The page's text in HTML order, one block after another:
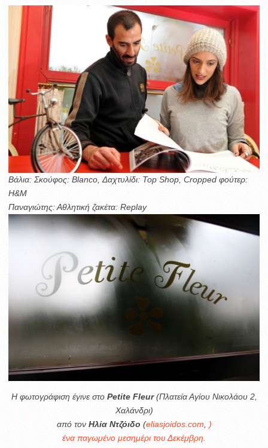
Βάλια: Σκούφος: Blanco, Δαχτυλίδι: Top Shop, Cropped φούτερ:
H&M
Παναγιώτης: Αθλητική ζακέτα: Replay
Η φωτογράφιση έγινε στο Petite Fleur(Πλατεία Αγίου Νικολάου 2,
Χαλάνδρι)
από τον Ηλία Ντζόιδο (eliasjoidos.com
)
ένα παγωμένο μεσημέρι του Δεκέμβρη.